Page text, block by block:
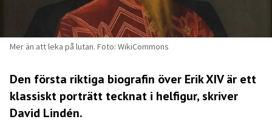
Mer än att leka på lutan. Foto: WikiCommons
Den första riktiga biografin över Erik XIV är ett
klassiskt porträtt tecknat i helfigur, skriver
David Lindén.